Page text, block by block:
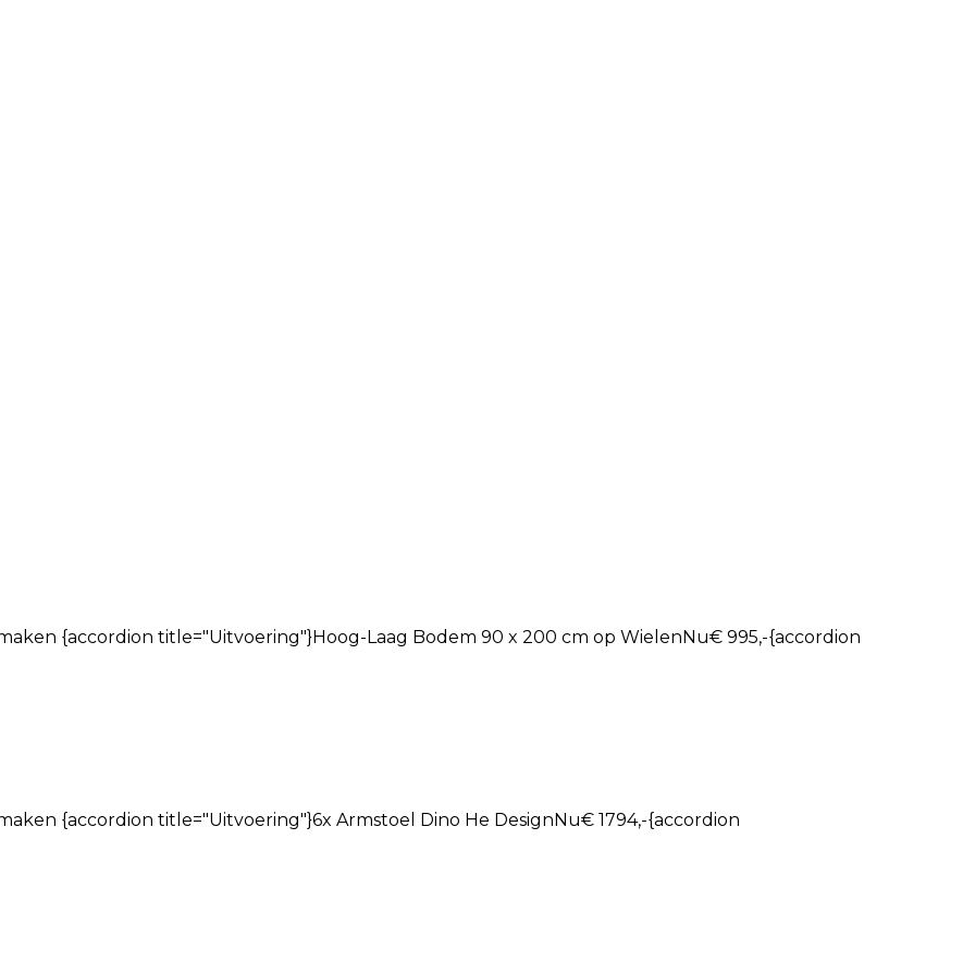
{accordion title="Uitvoering"}Hoog-Laag Bodem 90 x 200 cm op WielenNu€ 995,-{accordion
{accordion title="Uitvoering"}6x Armstoel Dino He DesignNu€ 1794,-{accordion